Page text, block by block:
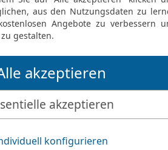
FEEDBACK SENDEN
Livestream